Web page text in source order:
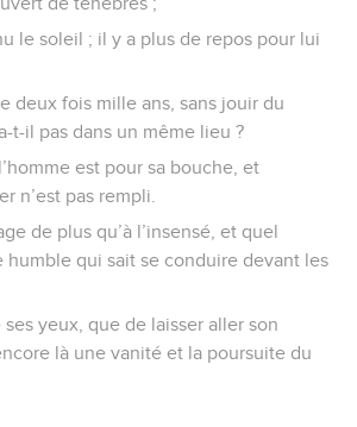
le soleil ; il y a plus de repos pour lui
deux fois mille ans, sans jouir du
t-il pas dans un même lieu ?
est pour sa bouche, et
n’est pas rempli.
de plus qu’à l’insensé, et quel
humble qui sait se conduire devant les
yeux, que de laisser aller son
là une vanité et la poursuite du